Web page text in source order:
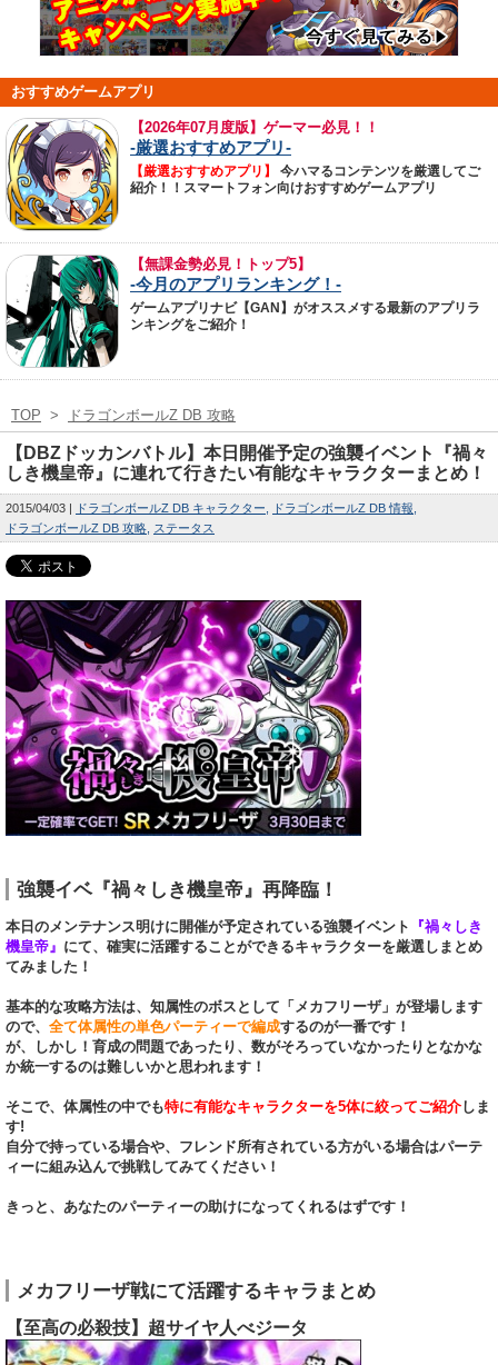
おすすめゲームアプリ
【2026年07月度版】ゲーマー必見！！
-厳選おすすめアプリ-
【厳選おすすめアプリ】
今ハマるコンテンツを厳選してご
紹介！！スマートフォン向けおすすめゲームアプリ
【無課金勢必見！トップ5】
-今月のアプリランキング！-
ゲームアプリナビ【GAN】がオススメする最新のアプリラ
ンキングをご紹介！
TOP > ドラゴンボールZ DB 攻略
【DBZドッカンバトル】本日開催予定の強襲イベント『禍々
しき機皇帝』に連れて行きたい有能なキャラクターまとめ！
2015/04/03 ドラゴンボールZ DB キャラクター
ドラゴンボールZ DB 情報
ドラゴンボールZ DB 攻略 ステータス
強襲イベ『禍々しき機皇帝』再降臨！
本日のメンテナンス明けに開催が予定されている強襲イベント
『禍々しき
機皇帝』 にて、確実に活躍することができるキャラクターを厳選しまとめ
てみました！
基本的な攻略方法は、知属性のボスとして「メカフリーザ」が登場します
ので、 全て体属性の単色パーティーで編成するのが一番です！
が、しかし！育成の問題であったり、数がそろっていなかったりとなかな
か統一するのは難しいかと思われます！
そこで、体属性の中でも特に有能なキャラクターを5体に絞ってご紹介しま
す!
自分で持っている場合や、フレンド所有されている方がいる場合はパーテ
ィーに組み込んで挑戦してみてください！
きっと、あなたのパーティーの助けになってくれるはずです！
メカフリーザ戦にて活躍するキャラまとめ
【至高の必殺技】超サイヤ人べジータ